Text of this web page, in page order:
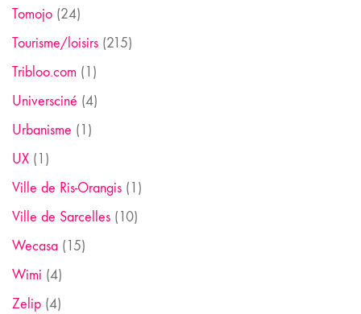
Tomojo (24)
Tourisme/loisirs (215)
Tribloo.com (1)
Universciné (4)
Urbanisme (1)
UX (1)
Ville de Ris-Orangis (1)
Ville de Sarcelles (10)
Wecasa (15)
Wimi (4)
Zelip (4)